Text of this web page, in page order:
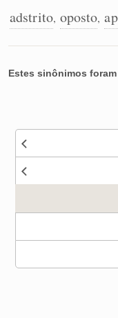
Caça-palavras
adstrito, oposto,
Estes sinônimos
Nenhum dos